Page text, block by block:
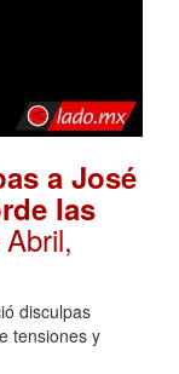
a José
las
disculpas
tensiones y